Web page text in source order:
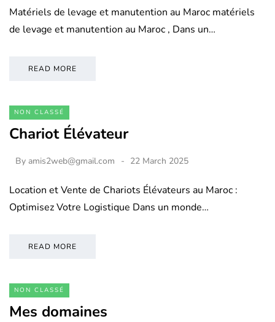
Matériels de levage et manutention au Maroc matériels
de levage et manutention au Maroc , Dans un…
READ MORE
NON CLASSÉ
Chariot Élévateur
By amis2web@gmail.com 22 March 2025
Location et Vente de Chariots Élévateurs au Maroc :
Optimisez Votre Logistique Dans un monde…
READ MORE
NON CLASSÉ
Mes domaines